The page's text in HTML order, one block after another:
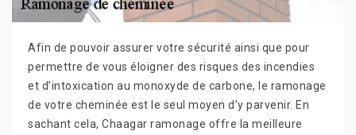
Afin de pouvoir assurer votre sécurité ainsi que pour
permettre de vous éloigner des risques des incendies
et d’intoxication au monoxyde de carbone, le ramonage
de votre cheminée est le seul moyen d’y parvenir. En
sachant cela, Chaagar ramonage offre la meilleure